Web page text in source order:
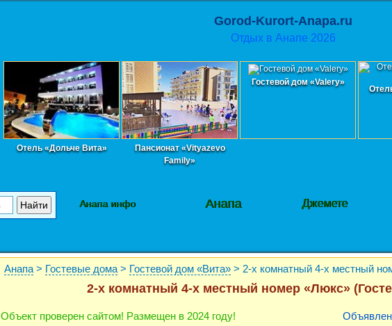
Gorod-Kurort-Anapa.ru
Отдых в Анапе 2026
Отель «Дольче Вита»
Пансионат «Vityazevo
Family»
Гостевой дом «Valery»
Анапа инфо Анапа Джемете
Анапа > Гостевые дома > Гостевой дом «Вита» > 2-х комнатный 4-х местный
2-х комнатный 4-х местный номер «Люкс»
Объект проверен сайтом! Размещен в 2024 году!